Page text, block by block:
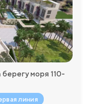
моря 110-
линия